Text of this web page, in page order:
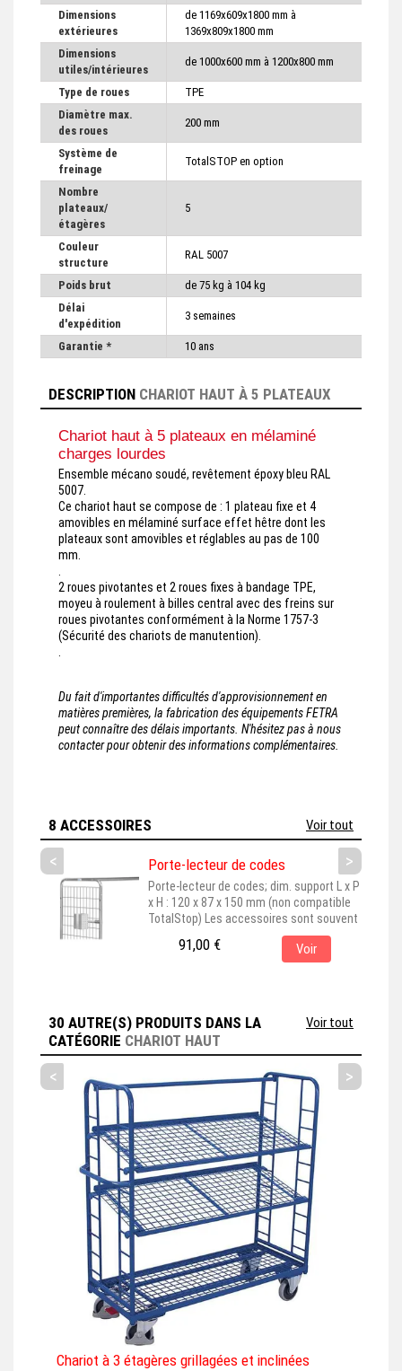
Dimensions
extérieures
de 1169x609x1800 mm à
1369x809x1800 mm
Dimensions
utiles/intérieures
de 1000x600 mm à 1200x800 mm
Type de roues
TPE
Diamètre max.
des roues
200 mm
Système de
freinage
TotalSTOP en option
Nombre
plateaux/
étagères
5
Couleur
structure
RAL 5007
Poids brut
de 75 kg à 104 kg
Délai
d'expédition
3 semaines
Garantie * 10 ans
DESCRIPTION CHARIOT HAUT À 5 PLATEAUX
Chariot haut à 5 plateaux en mélaminé
charges lourdes
Ensemble mécano soudé, revêtement époxy bleu RAL
5007.
Ce chariot haut se compose de : 1 plateau fixe et 4
amovibles en mélaminé surface effet hêtre dont les
plateaux sont amovibles et réglables au pas de 100
mm.
.
2 roues pivotantes et 2 roues fixes à bandage TPE,
moyeu à roulement à billes central avec des freins sur
roues pivotantes conformément à la Norme 1757-3
(Sécurité des chariots de manutention).
.
Du fait d'importantes difficultés d'approvisionnement en
matières premières, la fabrication des équipements FETRA
peut connaître des délais importants. N'hésitez pas à nous
contacter pour obtenir des informations complémentaires.
8 ACCESSOIRES Voir tout
< >
Porte-lecteur de codes
Porte-lecteur de codes; dim. support L x P
x H : 120 x 87 x 150 mm (non compatible
TotalStop) Les accessoires sont souvent
représentés montés sur leur produit de
base, pour une meilleure visualisation. En
choisissant cet accessoire, assurez-vous
accessoire est couramment...
91,00 € Voir
30 AUTRE(S) PRODUITS DANS LA
CATÉGORIE CHARIOT HAUT
Voir tout
< >
Chariot à 3 étagères grillagées et inclinées